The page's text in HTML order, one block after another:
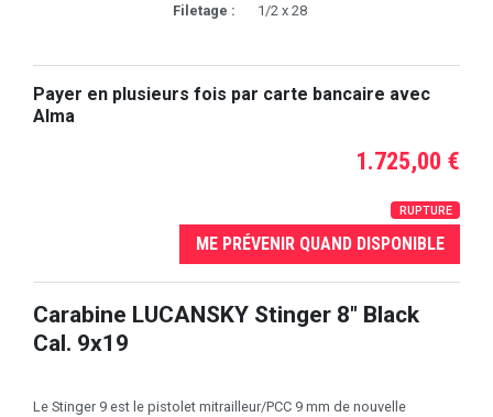
Filetage :
1/2 x 28
Payer en plusieurs fois par carte bancaire avec
Alma
1.725,00 €
RUPTURE
ME PRÉVENIR QUAND DISPONIBLE
Carabine LUCANSKY Stinger 8" Black
Cal. 9x19
Le Stinger 9 est le pistolet mitrailleur/PCC 9 mm de nouvelle